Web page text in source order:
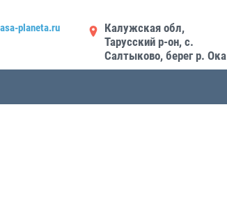
planeta.ru
Калужская обл,
Тарусский р-он, с.
Салтыково, берег р. Ока